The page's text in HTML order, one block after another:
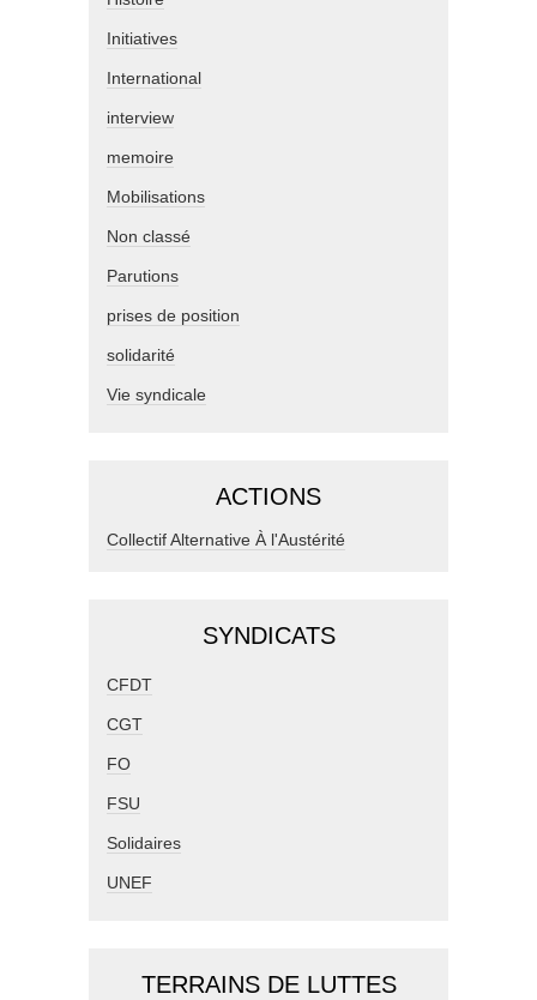
Initiatives
International
interview
memoire
Mobilisations
Non classé
Parutions
prises de position
solidarité
Vie syndicale
ACTIONS
Collectif Alternative À l'Austérité
SYNDICATS
CFDT
CGT
FO
FSU
Solidaires
UNEF
TERRAINS DE LUTTES